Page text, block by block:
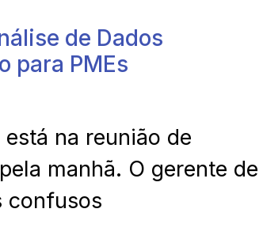
de Dados
para PMEs
na reunião de
manhã. O gerente de
confusos